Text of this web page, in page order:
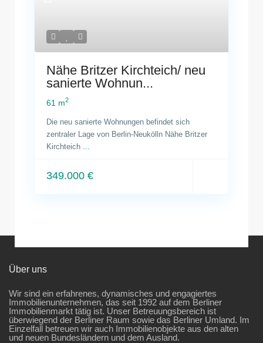
Nähe Britzer Kirchteich/ neu
sanierte Wohnun...
61 m2
Die neu sanierte Wohnungen befindet sich
zentraler Lage von Berlin-Neukölln Nähe Britzer
Kirchteich
349.000 €
Über uns
Wir sind ein erfahrenes, dynamisches und engagiertes
Immobilienunternehmen, das seit 1992 auf dem Berliner
Immobilienmarkt tätig ist. Unser Betreuungsbereich ist
überwiegend der Berliner Raum sowie das Berliner Umland. Im
Einzelfall betreuen wir auch Immobilienobjekte aus den alten
und neuen Bundesländern und dem Ausland.